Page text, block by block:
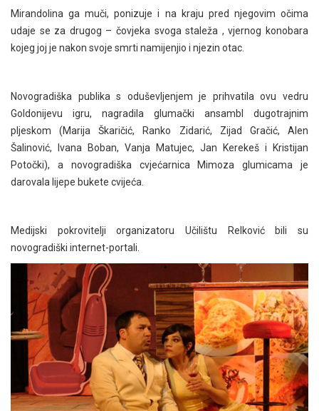
Mirandolina ga muči, ponizuje i na kraju pred njegovim očima
udaje se za drugog – čovjeka svoga staleža , vjernog konobara
kojeg joj je nakon svoje smrti namijenjio i njezin otac.
Novogradiška publika s oduševljenjem je prihvatila ovu vedru
Goldonijevu igru, nagradila glumački ansambl dugotrajnim
pljeskom (Marija Škaričić, Ranko Zidarić, Zijad Gračić, Alen
Šalinović, Ivana Boban, Vanja Matujec, Jan Kerekeš i Kristijan
Potočki), a novogradiška cvjećarnica Mimoza glumicama je
darovala lijepe bukete cvijeća.
Medijski pokrovitelji organizatoru Učilištu Relković bili su
novogradiški internet-portali.